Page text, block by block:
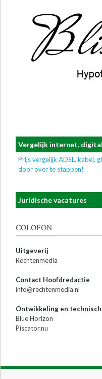
Vergelijk internet,
Prijs vergelijk ADSL, kabel,
door over te stappen!
Juridische vacatures
COLOFON
Uitgeverij
Rechtenmedia
Contact Hoofdredactie
info@rechtenmedia.nl
Ontwikkeling en
Blue Horizon
Piscator.nu